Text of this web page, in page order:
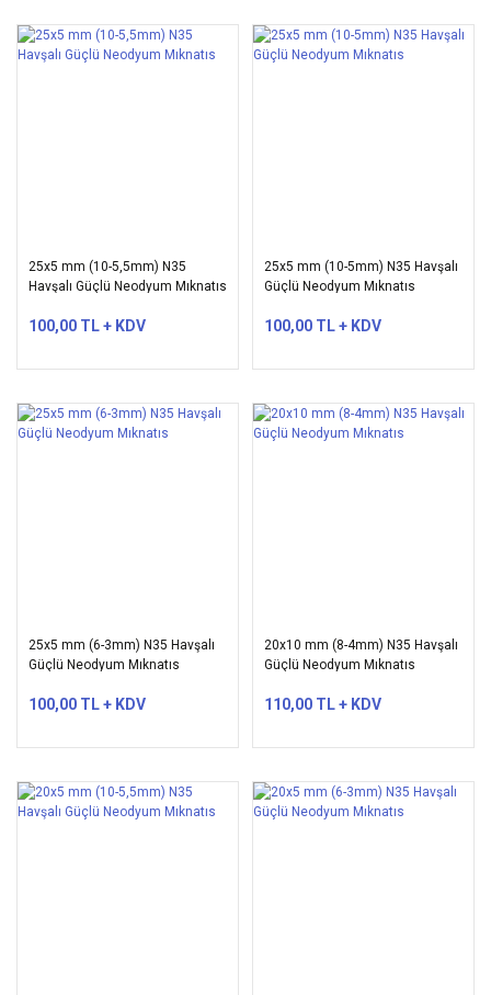
25x5 mm (10-5,5mm) N35
Havşalı Güçlü Neodyum Mıknatıs
100,00 TL + KDV
25x5 mm (10-5mm) N35 Havşalı
Güçlü Neodyum Mıknatıs
100,00 TL + KDV
25x5 mm (6-3mm) N35 Havşalı
Güçlü Neodyum Mıknatıs
100,00 TL + KDV
20x10 mm (8-4mm) N35 Havşalı
Güçlü Neodyum Mıknatıs
110,00 TL + KDV